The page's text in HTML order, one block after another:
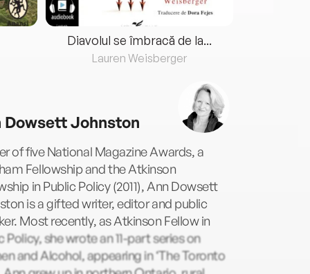
Diavolul se îmbracă de la...
Lauren Weisberger
Dowsett Johnston
of five National Magazine Awards, a
Fellowship and the Atkinson
in Public Policy (2011), Ann Dowsett
is a gifted writer, editor and public
Most recently, as Atkinson Fellow in
Policy, she wrote an 11-part series on
and Alcohol, appearing in ‘The Toronto